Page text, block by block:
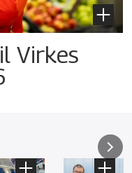
Virkes